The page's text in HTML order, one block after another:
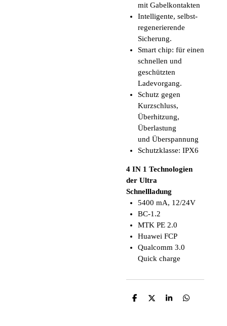
mit Gabelkontakten
Intelligente, selbst-
regenerierende
Sicherung.
Smart chip: für einen
schnellen und
geschützten
Ladevorgang.
Schutz gegen
Kurzschluss,
Überhitzung,
Überlastung
und Überspannung
Schutzklasse: IPX6
4 IN 1 Technologien
der Ultra
Schnellladung
5400 mA, 12/24V
BC-1.2
MTK PE 2.0
Huawei FCP
Qualcomm 3.0
Quick charge
T
T
T
T